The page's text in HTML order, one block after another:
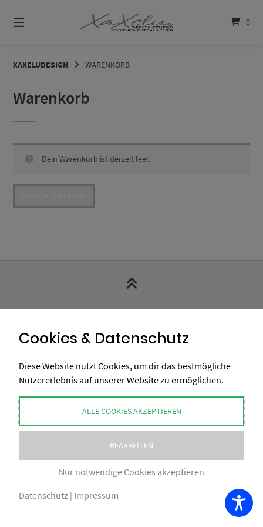
zum
Inhalt
0
XAXELUDESIGN WARENKORB
Warenkorb
Dein Warenkorb ist derzeit leer.
COPYRIGHT BY XAXELUDESIGN® 2026
IMPRESSUM
AGB NUTZUNGSBEDINGUNGEN
DATENSCHUTZ
VERSAND
ZAHLUNGSWEISEN
Cookies & Datenschutz
Diese Website nutzt Cookies, um dir das bestmögliche
Nutzererlebnis auf unserer Website zu ermöglichen.
ALLE COOKIES AKZEPTIEREN
BEARBEITEN
Nur notwendige Cookies akzeptieren
Datenschutz | Impressum